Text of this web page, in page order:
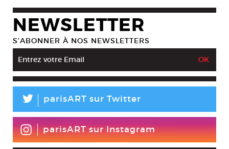
NEWSLETTER
S’ABONNER À NOS NEWSLETTERS
L parisART sur Twitter
parisART sur Instagram